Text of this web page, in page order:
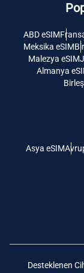
ABD eSIM
Meksika eSIM
Malezya eSIM
Almanya
Asya eSIM
Desteklenen